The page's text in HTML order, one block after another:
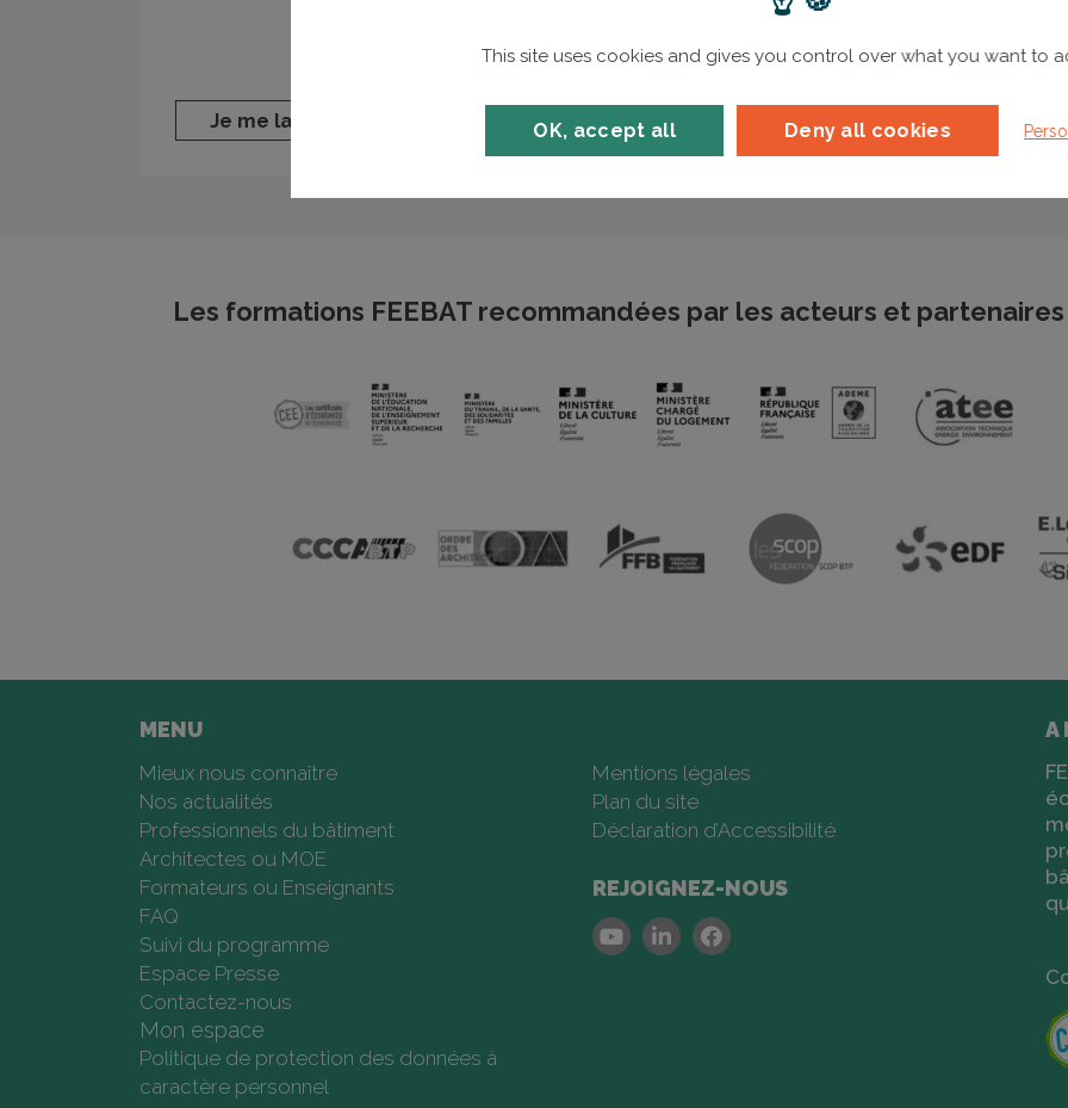
Je me lance Je me lance
Les formations FEEBAT recommandées par les acteurs et
MENU
Mieux nous connaître
Nos actualités
Professionnels du bâtiment
Architectes ou MOE
Formateurs ou Enseignants
FAQ
Suivi du programme
Espace Presse
Contactez-nous
Mon espace
Politique de protection des données à
caractère personnel
Mentions légales
Plan du site
Déclaration d’Accessibilité
REJOIGNEZ-NOUS
YoutubeLinkedinFacebook
A
This site uses cookies and gives you control over what you want to
OK, accept all Deny all cookies